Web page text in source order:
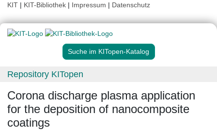
KIT | KIT-Bibliothek | Impressum | Datenschutz
Suche im KITopen-Katalog
Repository KITopen
Corona discharge plasma application
for the deposition of nanocomposite
coatings